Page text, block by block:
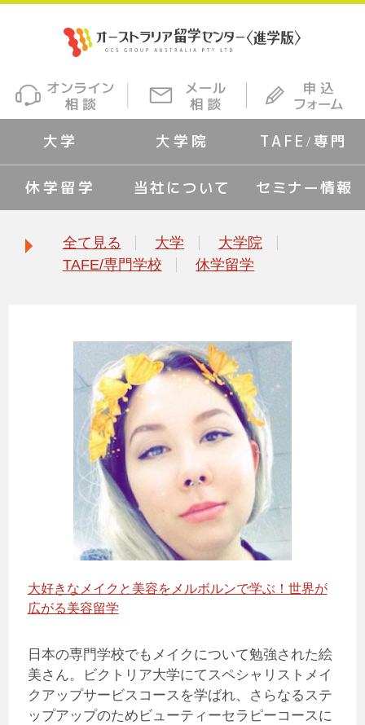
大学 大学院 TAFE/専門
休学留学 当社について セミナー情報
全て見る 大学
大学院
TAFE/専門学校
休学留学
大好きなメイクと美容をメルボルンで学ぶ！世界が
広がる美容留学
日本の専門学校でもメイクについて勉強された絵
美さん。ビクトリア大学にてスペシャリストメイ
クアップサービスコースを学ばれ、さらなるステ
ップアップのためビューティーセラピーコースに